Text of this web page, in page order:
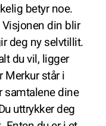
betyr noe.
din blir
deg ny selvtillit.
du vil, ligger
Merkur står i
samtalene dine
uttrykker deg